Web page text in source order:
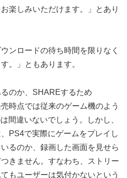
楽しみいただけます。」とあり
ンロードの待ち時間を限りなく
。」ともあります。
のか、SHAREするため
時点では従来のゲーム機のよう
間違いないでしょう。しかし、
PS4で実際にゲームをプレイし
るのか、録画した画面を見せら
きません。すなわち、ストリー
もユーザーは気付かないという